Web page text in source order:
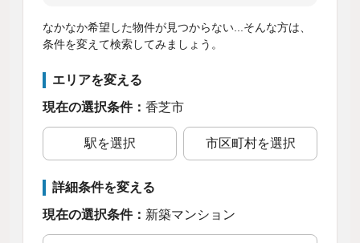
なかなか希望した物件が見つからない...そんな方は、
条件を変えて検索してみましょう。
エリアを変える
現在の選択条件： 香芝市
駅を選択 市区町村を選択
詳細条件を変える
現在の選択条件： 新築マンション